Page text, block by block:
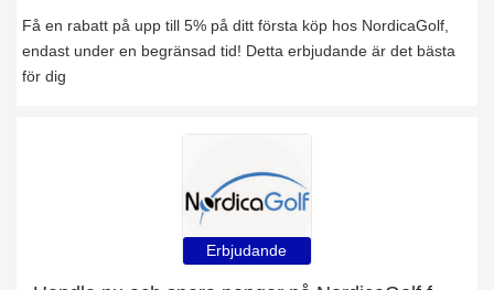
Få en rabatt på upp till 5% på ditt första köp hos NordicaGolf,
endast under en begränsad tid! Detta erbjudande är det bästa
för dig
Erbjudande